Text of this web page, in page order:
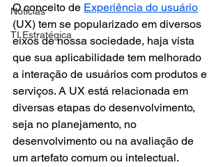
Notícias
TI Estratégica
O conceito de Experiência do usuário
(UX) tem se popularizado em diversos
eixos de nossa sociedade, haja vista
que sua aplicabilidade tem melhorado
a interação de usuários com produtos e
serviços. A UX está relacionada em
diversas etapas do desenvolvimento,
seja no planejamento, no
desenvolvimento ou na avaliação de
um artefato comum ou intelectual.